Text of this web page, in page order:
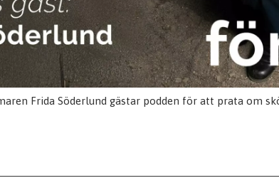
Frida Söderlund gästar podden för att prata om